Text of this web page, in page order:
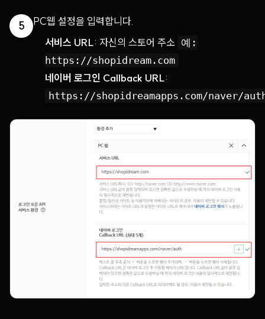
5
PC웹 설정을 입력합니다.
서비스 URL: 자신의 스토어 주소 예:
https://shopidream.com
네이버 로그인 Callback URL:
https://shopidreamapps.com/naver/